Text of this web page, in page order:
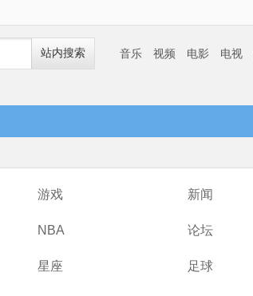
音乐 视频 电影 电视
站内搜索
游戏 新闻
NBA 论坛
星座 足球